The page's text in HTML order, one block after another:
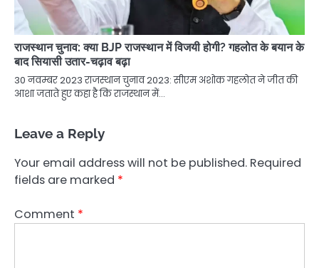
राजस्थान चुनाव: क्या BJP राजस्थान में विजयी होगी? गहलोत के बयान के
बाद सियासी उतार-चढ़ाव बढ़ा
30 नवम्बर 2023 राजस्थान चुनाव 2023: सीएम अशोक गहलोत ने जीत की
आशा जताते हुए कहा है कि राजस्थान में…
Leave a Reply
Your email address will not be published. Required
fields are marked *
Comment *